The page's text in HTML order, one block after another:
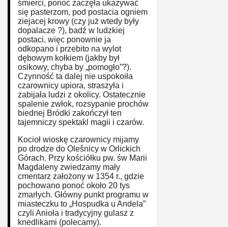
śmierci, ponoć zaczęła ukazywać
się pasterzom, pod postacia ogniem
ziejacej krowy (czy już wtedy były
dopalacze ?), badź w ludzkiej
postaci, więc ponownie ja
odkopano i przebito na wylot
dębowym kołkiem (jakby był
osikowy, chyba by „pomogło”?).
Czynność ta dalej nie uspokoiła
czarownicy­ upiora, straszyła i
zabijała ludzi z okolicy. Ostatecznie
spalenie zwłok, rozsypanie prochów
biednej Bródki zakończył ten
tajemniczy spektakl magii i czarów.
Kocioł wioskę czarownicy mijamy
po drodze do Olešnicy w Orlickich
Górach. Przy kościółku pw. św Marii
Magdaleny zwiedzamy mały
cmentarz założony w 1354 r., gdzie
pochowano ponoć około 20 tys
zmarłych. Główny punkt programu w
miasteczku to „Hospudka u Andela”
czyli Anioła i tradycyjny gulasz z
knedlikami (polecamy).